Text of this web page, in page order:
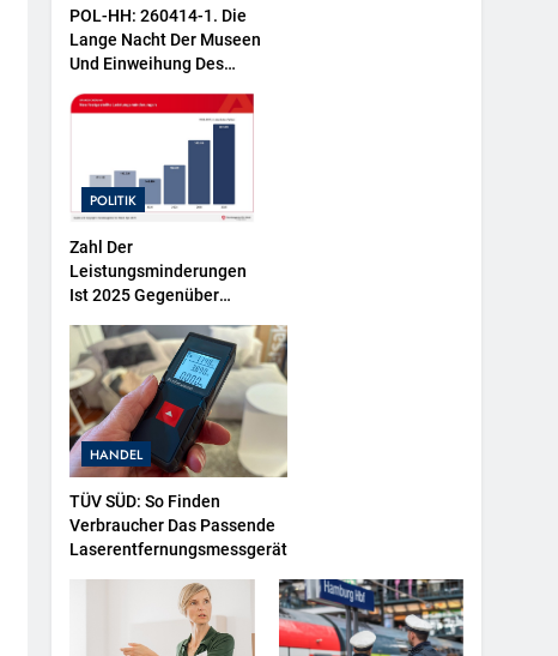
POL-HH: 260414-1. Die
Lange Nacht Der Museen
Und Einweihung Des
Sowie Neuer
Ausstellungsbereiche Im
POLITIK
Zahl Der
Leistungsminderungen
Ist 2025 Gegenüber
/ BA-Presseinfo Nr. 13
HANDEL
TÜV SÜD: So Finden
Verbraucher Das Passende
Laserentfernungsmessgerät